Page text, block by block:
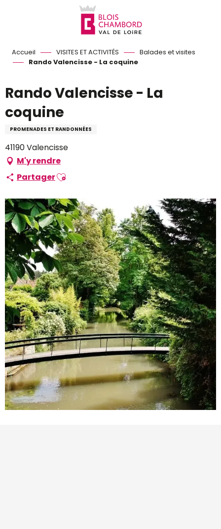
Accueil VISITES ET ACTIVITÉS
Balades et visites
Rando Valencisse - La coquine
Rando Valencisse - La
coquine
PROMENADES ET RANDONNÉES
41190 Valencisse
M'y rendre
PartagerAjouter aux favoris